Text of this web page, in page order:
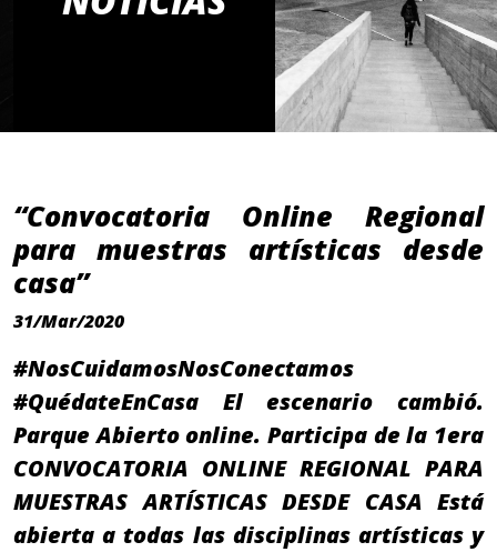
“Convocatoria Online Regional
para muestras artísticas desde
casa”
31/Mar/2020
#NosCuidamosNosConectamos
#QuédateEnCasa El escenario cambió.
Parque Abierto online. Participa de la 1era
CONVOCATORIA ONLINE REGIONAL PARA
MUESTRAS ARTÍSTICAS DESDE CASA Está
abierta a todas las disciplinas artísticas y